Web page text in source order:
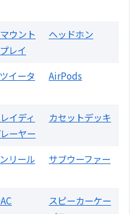
ィオ買取価格
プリアンプ
ウント
レイ
ヘッドホン
イータ
AirPods
イディ
ーヤー
カセットデッキ
リール
サブウーファー
スピーカーケー